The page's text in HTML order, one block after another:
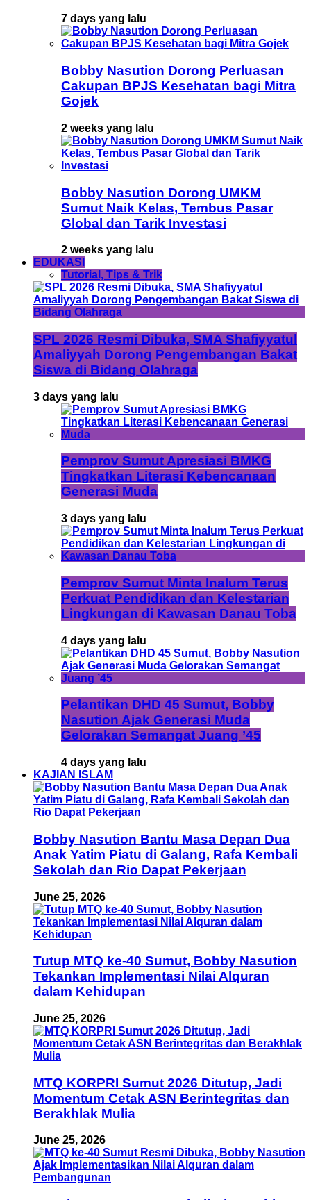
7 days yang lalu
Bobby Nasution Dorong Perluasan
Cakupan BPJS Kesehatan bagi Mitra
Gojek
2 weeks yang lalu
Bobby Nasution Dorong UMKM
Sumut Naik Kelas, Tembus Pasar
Global dan Tarik Investasi
2 weeks yang lalu
EDUKASI
Tutorial, Tips & Trik
SPL 2026 Resmi Dibuka, SMA Shafiyyatul
Amaliyyah Dorong Pengembangan Bakat
Siswa di Bidang Olahraga
3 days yang lalu
Pemprov Sumut Apresiasi BMKG
Tingkatkan Literasi Kebencanaan
Generasi Muda
3 days yang lalu
Pemprov Sumut Minta Inalum Terus
Perkuat Pendidikan dan Kelestarian
Lingkungan di Kawasan Danau Toba
4 days yang lalu
Pelantikan DHD 45 Sumut, Bobby
Nasution Ajak Generasi Muda
Gelorakan Semangat Juang ’45
4 days yang lalu
KAJIAN ISLAM
Bobby Nasution Bantu Masa Depan Dua
Anak Yatim Piatu di Galang, Rafa Kembali
Sekolah dan Rio Dapat Pekerjaan
June 25, 2026
Tutup MTQ ke-40 Sumut, Bobby Nasution
Tekankan Implementasi Nilai Alquran
dalam Kehidupan
June 25, 2026
MTQ KORPRI Sumut 2026 Ditutup, Jadi
Momentum Cetak ASN Berintegritas dan
Berakhlak Mulia
June 25, 2026